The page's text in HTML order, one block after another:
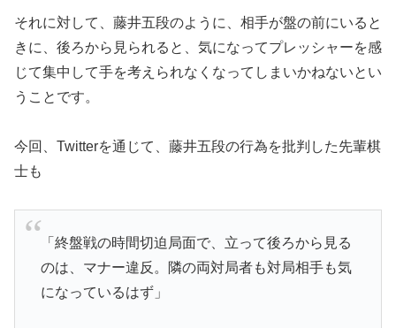
それに対して、藤井五段のように、相手が盤の前にいると
きに、後ろから見られると、気になってプレッシャーを感
じて集中して手を考えられなくなってしまいかねないとい
うことです。
今回、Twitterを通じて、藤井五段の行為を批判した先輩棋
士も
「終盤戦の時間切迫局面で、立って後ろから見る
のは、マナー違反。隣の両対局者も対局相手も気
になっているはず」